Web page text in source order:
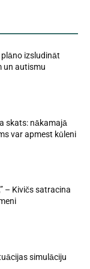
izsludināt
un autismu
skats: nākamajā
var apmest kūleni
– Kivičs satracina
simulāciju